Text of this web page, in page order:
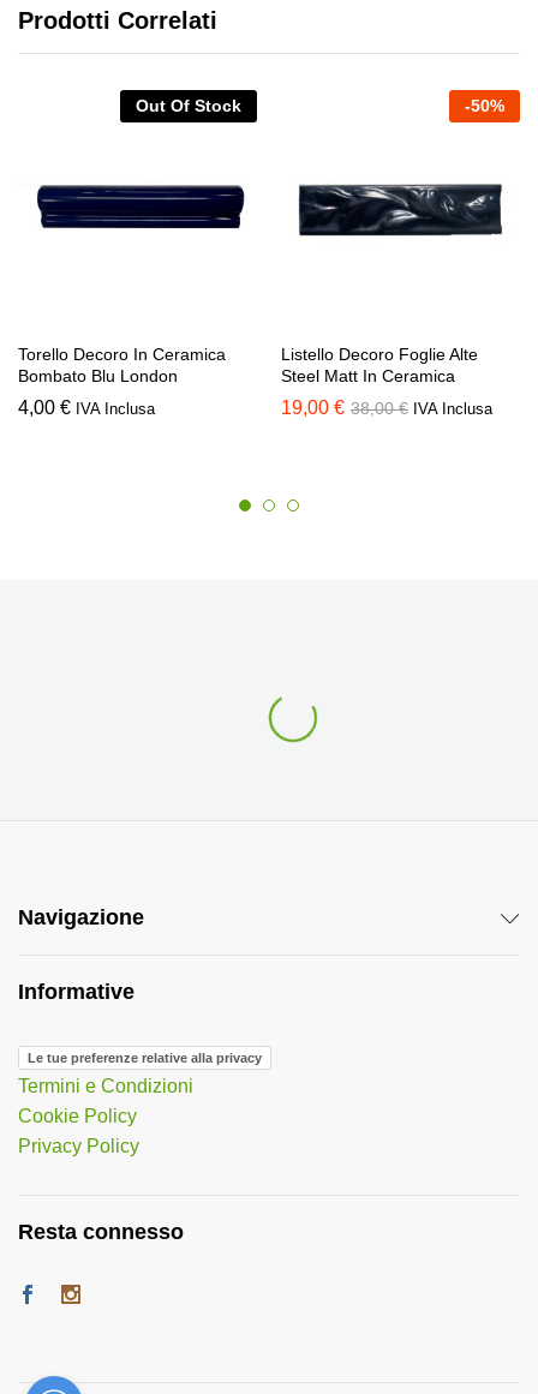
Prodotti Correlati
Out Of Stock
Torello Decoro In Ceramica
Bombato Blu London
4,00 € IVA Inclusa
-50%
Listello Decoro Foglie Alte
Steel Matt In Ceramica
19,00 € 38,00€ IVA Inclusa
Navigazione
Informative
Le tue preferenze relative alla privacy
Termini e Condizioni
Cookie Policy
Privacy Policy
Resta connesso